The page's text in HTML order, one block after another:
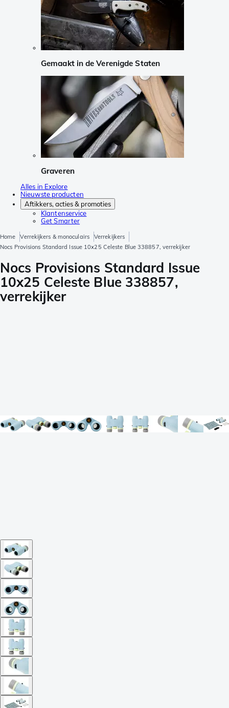
Gemaakt in de Verenigde Staten
Graveren
Alles in Explore
Nieuwste producten
Aftikkers, acties & promoties
Klantenservice
Get Smarter
Home Verrekijkers & monoculairs
Verrekijkers
Nocs Provisions Standard Issue 10x25 Celeste Blue 338857, verrekijker
Nocs Provisions Standard Issue
10x25 Celeste Blue 338857,
verrekijker